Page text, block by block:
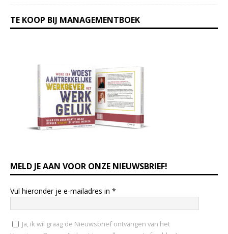
TE KOOP BIJ MANAGEMENTBOEK
MELD JE AAN VOOR ONZE NIEUWSBRIEF!
Vul hieronder je e-mailadres in *
Ja, ik wil graag de Nieuwsbrief ontvangen van het